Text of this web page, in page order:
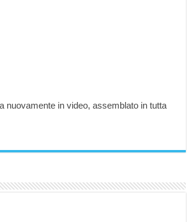
nuovamente in video, assemblato in tutta